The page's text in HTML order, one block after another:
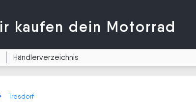
kaufen dein Motorrad
Händlerverzeichnis
Tresdorf